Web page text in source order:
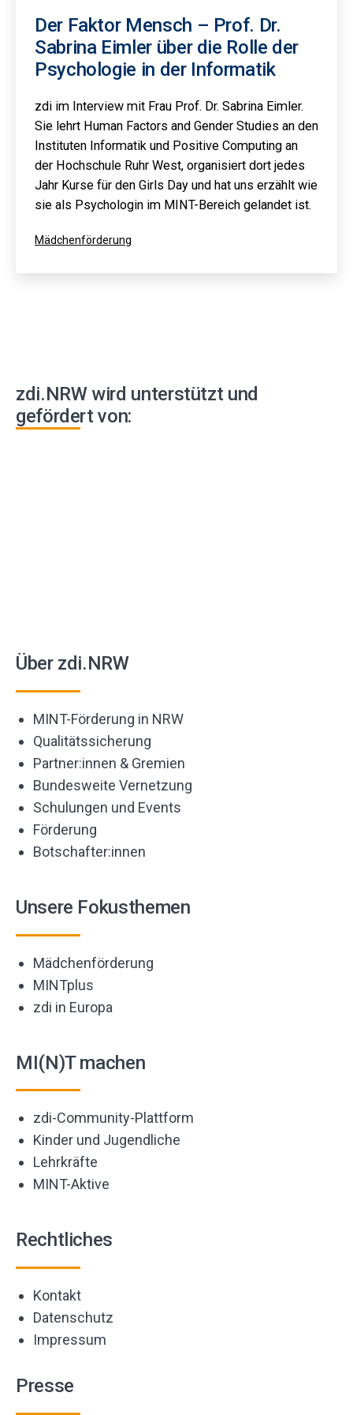
Der Faktor Mensch – Prof. Dr.
Sabrina Eimler über die Rolle der
Psychologie in der Informatik
zdi im Interview mit Frau Prof. Dr. Sabrina Eimler.
Sie lehrt Human Factors and Gender Studies an den
Instituten Informatik und Positive Computing an
der Hochschule Ruhr West, organisiert dort jedes
Jahr Kurse für den Girls Day und hat uns erzählt wie
sie als Psychologin im MINT-Bereich gelandet ist.
Kategorisiert
Mädchenförderung
zdi.NRW wird unterstützt und
gefördert von:
Über zdi.NRW
MINT-Förderung in NRW
Qualitätssicherung
Partner:innen & Gremien
Bundesweite Vernetzung
Schulungen und Events
Förderung
Botschafter:innen
Unsere Fokusthemen
Mädchenförderung
MINTplus
zdi in Europa
MI(N)T machen
zdi-Community-Plattform
Kinder und Jugendliche
Lehrkräfte
MINT-Aktive
Rechtliches
Kontakt
Datenschutz
Impressum
Presse